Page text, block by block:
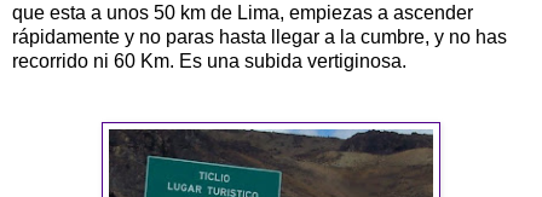
que esta a unos 50 km de Lima, empiezas a ascender
rápidamente y no paras hasta llegar a la cumbre, y no has
recorrido ni 60 Km. Es una subida vertiginosa.